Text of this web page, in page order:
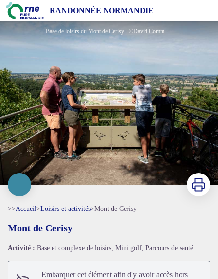
RANDONNÉE NORMANDIE
Mont de Cerisy
Base de loisirs du Mont de Cerisy - ©David Commenchal
Voir l'image en plein écran
Imprimer
>>Accueil>Loisirs et activités>Mont de Cerisy
Mont de Cerisy
Activité : Base et complexe de loisirs, Mini golf, Parcours de santé
Embarquer cet élément afin d'y avoir accès hors